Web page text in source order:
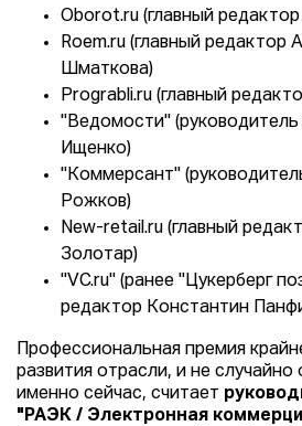
Oborot.ru (главный
Roem.ru (главный редактор
Шматкова)
Prograbli.ru (главный
"Ведомости" (руководитель
Ищенко)
"Коммерсант"
Рожков)
New-retail.ru (главный
Золотар)
"VC.ru" (ранее "Цукерберг
редактор Константин
Профессиональная премия
развития отрасли, и не случайно
именно сейчас, считает
"РАЭК / Электронная